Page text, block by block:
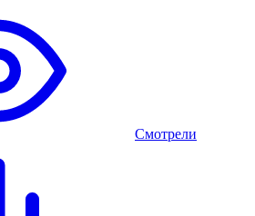
Смотрели